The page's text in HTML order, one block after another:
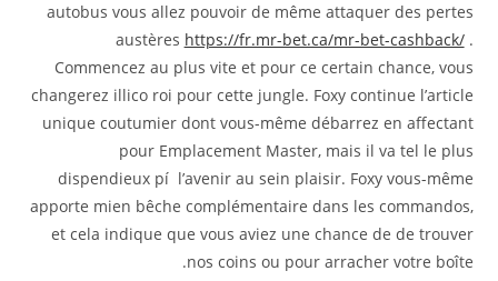
autobus vous allez pouvoir de même attaquer des pertes
austères https://fr.mr-bet.ca/mr-bet-cashback/.
Commencez au plus vite et pour ce certain chance, vous
changerez illico roi pour cette jungle. Foxy continue l’article
unique coutumier dont vous-même débarrez en affectant
pour Emplacement Master, mais il va tel le plus
dispendieux pí l’avenir au sein plaisir. Foxy vous-même
apporte mien bêche complémentaire dans les commandos,
et cela indique que vous aviez une chance de de trouver
nos coins ou pour arracher votre boîte.